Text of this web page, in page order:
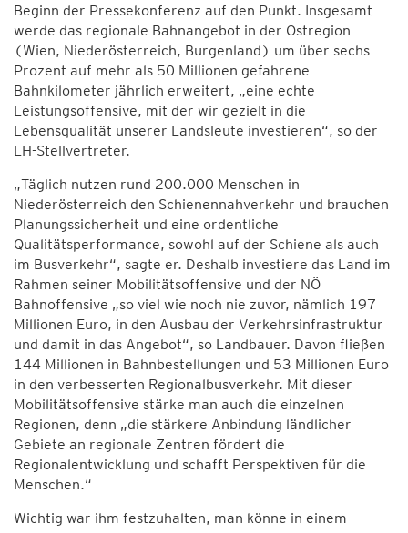
Beginn der Pressekonferenz auf den Punkt. Insgesamt
werde das regionale Bahnangebot in der Ostregion
(Wien, Niederösterreich, Burgenland) um über sechs
Prozent auf mehr als 50 Millionen gefahrene
Bahnkilometer jährlich erweitert, „eine echte
Leistungsoffensive, mit der wir gezielt in die
Lebensqualität unserer Landsleute investieren“, so der
LH-Stellvertreter.
„Täglich nutzen rund 200.000 Menschen in
Niederösterreich den Schienennahverkehr und brauchen
Planungssicherheit und eine ordentliche
Qualitätsperformance, sowohl auf der Schiene als auch
im Busverkehr“, sagte er. Deshalb investiere das Land im
Rahmen seiner Mobilitätsoffensive und der NÖ
Bahnoffensive „so viel wie noch nie zuvor, nämlich 197
Millionen Euro, in den Ausbau der Verkehrsinfrastruktur
und damit in das Angebot“, so Landbauer. Davon fließen
144 Millionen in Bahnbestellungen und 53 Millionen Euro
in den verbesserten Regionalbusverkehr. Mit dieser
Mobilitätsoffensive stärke man auch die einzelnen
Regionen, denn „die stärkere Anbindung ländlicher
Gebiete an regionale Zentren fördert die
Regionalentwicklung und schafft Perspektiven für die
Menschen.“
Wichtig war ihm festzuhalten, man könne in einem